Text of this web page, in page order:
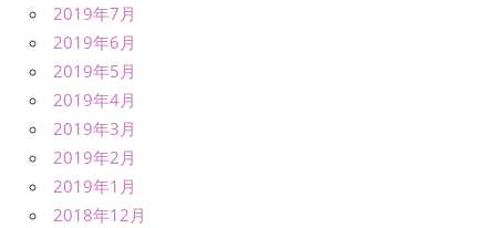
2019年7月
2019年6月
2019年5月
2019年4月
2019年3月
2019年2月
2019年1月
2018年12月